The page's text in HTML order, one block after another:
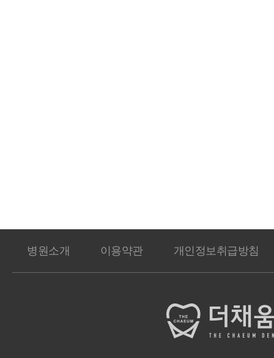
병원소개 이용약관 개인정보취급방침